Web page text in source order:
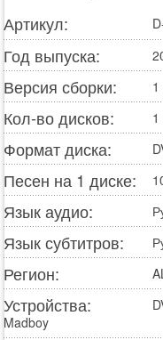
Артикул:
Год выпуска:
Версия сборки: 1
Кол-во дисков: 1
Формат диска:
Песен на 1 диске:
Язык аудио:
Язык субтитров:
Регион:
Устройства:
Madboy